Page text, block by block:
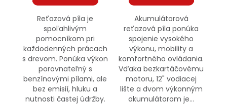
Reťazová píla je
spoľahlivým
pomocníkom pri
každodenných prácach
s drevom. Ponúka výkon
porovnateľný s
benzínovými pílami, ale
bez emisií, hluku a
nutnosti častej údržby.
Akumulátorová
reťazová píla ponúka
spojenie vysokého
výkonu, mobility a
komfortného ovládania.
Vďaka bezkartáčovému
motoru, 12" vodiacej
lište a dvom výkonným
akumulátorom je...